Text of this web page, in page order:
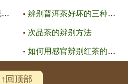
用夹杂在茶叶中的茶花、茶果来判 辨别普洱茶好坏的三种方法
次品茶的辨别方法
如何用感官辨别红茶的好坏
↑回顶部